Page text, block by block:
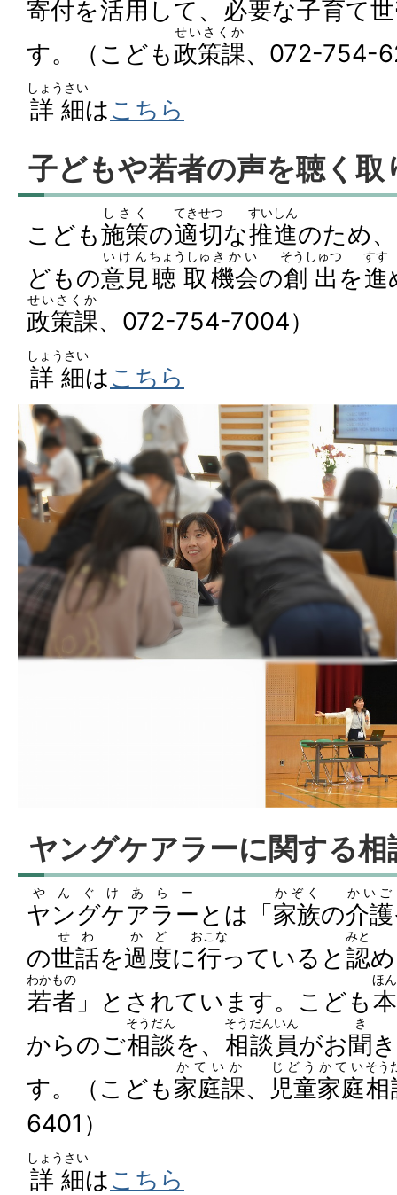
寄付を活用 して、 必要な子育て世
す。（こども政策課
せいさくか
、072-754-
詳細
しょうさい
はこちら
子どもや若者の声を聴く取
こども施策
しさく
の適切
てきせつ
な推進
すいしん
のため
どもの意見
いけん
聴取
ちょうしゅ
機会
きかい
の創出
そうしゅつ
を進
すす
政策課
せいさくか
、072-754-7004）
詳細
しょうさい
はこちら
ヤングケアラーに関する相
ヤングケアラー
やんぐけあらー
とは「家族
かぞく
の介護
かいご
の世話
せわ
を過度
かど
に行
おこな
っていると 認
みと
若者
わかもの
」とされています。こども
ほ
からのご相
そう
談
だん
を、 相談員
そうだんいん
がお聞
き
す。（こども家庭課
かていか
、 児童
じどう
家庭
かてい
相
そう
6401）
詳細
しょうさい
はこちら